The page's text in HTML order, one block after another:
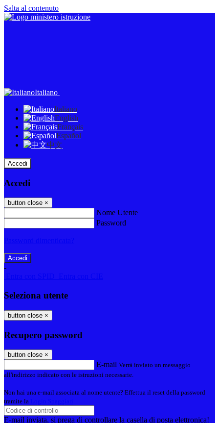
Salta al contenuto
Italiano
Italiano
English
Français
Español
中文
Accedi
Accedi
button close ×
Nome Utente
Password
-
Seleziona utente
button close ×
Recupero password
button close ×
E-mail Verrà inviato un messaggio
all'indirizzo indicato con le istruzioni necessarie.
Non hai una e-mail associata al nome utente? Effettua il reset della password
tramite la
E-mail inviata, si prega di controllare la casella di posta elettronica!